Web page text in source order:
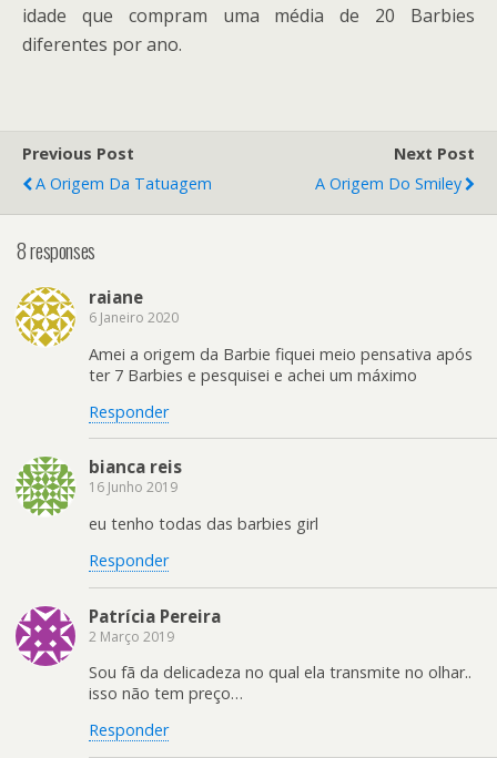
idade que compram uma média de 20 Barbies
diferentes por ano.
Previous Post
A Origem Da Tatuagem
Next Post
A Origem Do Smiley
8 responses
raiane
6 Janeiro 2020
Amei a origem da Barbie fiquei meio pensativa após
ter 7 Barbies e pesquisei e achei um máximo
Responder
bianca reis
16 Junho 2019
eu tenho todas das barbies girl
Responder
Patrícia Pereira
2 Março 2019
Sou fã da delicadeza no qual ela transmite no olhar..
isso não tem preço…
Responder